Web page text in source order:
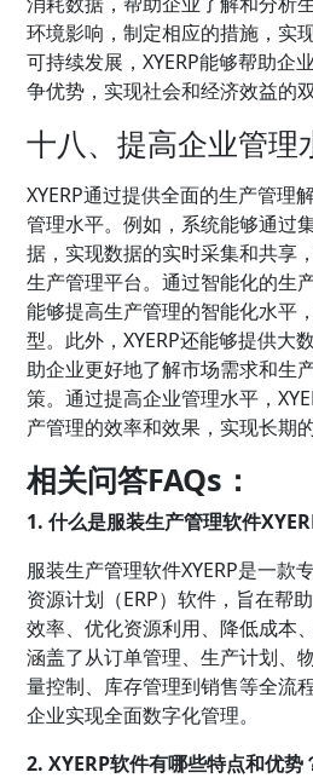
环境影响，制定相应的措施，实
可持续发展，XYERP能够帮助企
争优势，实现社会和经济效益的双
十八、提高企业管理
XYERP通过提供全面的生产管理
管理水平。例如，系统能够通过
据，实现数据的实时采集和共享
生产管理平台。通过智能化的生
能够提高生产管理的智能化水平
型。此外，XYERP还能够提供大
助企业更好地了解市场需求和生
策。通过提高企业管理水平，
产管理的效率和效果，实现长期
相关问答FAQs：
1. 什么是服装生产管理软件
服装生产管理软件XYERP是一款
资源计划（ERP）软件，旨在帮
效率、优化资源利用、降低成本
涵盖了从订单管理、生产计划、
量控制、库存管理到销售等全流
企业实现全面数字化管理。
2. XYERP软件有哪些特点和优势